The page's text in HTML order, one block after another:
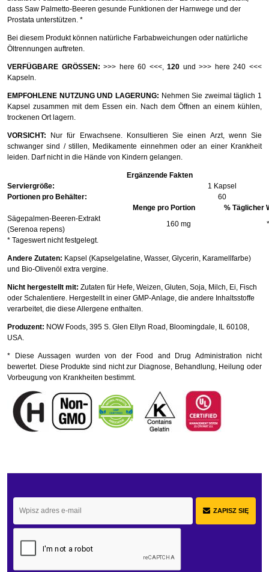
dass Saw Palmetto-Beeren gesunde Funktionen der Harnwege und der
Prostata unterstützen. *
Bei diesem Produkt können natürliche Farbabweichungen oder natürliche
Öltrennungen auftreten.
VERFÜGBARE GRÖSSEN: >>> here 60 <<<,120 und>>> here 240 <<<
Kapseln.
EMPFOHLENE NUTZUNG UND LAGERUNG: Nehmen Sie zweimal täglich 1
Kapsel zusammen mit dem Essen ein. Nach dem Öffnen an einem kühlen,
trockenen Ort lagern.
VORSICHT: Nur für Erwachsene. Konsultieren Sie einen Arzt, wenn Sie
schwanger sind / stillen, Medikamente einnehmen oder an einer Krankheit
leiden. Darf nicht in die Hände von Kindern gelangen.
Ergänzende Fakten
Serviergröße:
1 Kapsel
Portionen pro Behälter:
60
Menge pro Portion
% Täglicher
* Tageswert nicht festgelegt.
Sägepalmen-Beeren-Extrakt
(Serenoa repens)
160 mg *
Andere Zutaten: Kapsel (Kapselgelatine, Wasser, Glycerin, Karamellfarbe)
und Bio-Olivenöl extra vergine.
Nicht hergestellt mit: Zutaten für Hefe, Weizen, Gluten, Soja, Milch, Ei, Fisch
oder Schalentiere. Hergestellt in einer GMP-Anlage, die andere Inhaltsstoffe
verarbeitet, die diese Allergene enthalten.
Produzent: NOW Foods, 395 S. Glen Ellyn Road, Bloomingdale, IL 60108,
USA.
* Diese Aussagen wurden von der Food and Drug Administration nicht
bewertet. Diese Produkte sind nicht zur Diagnose, Behandlung, Heilung oder
Vorbeugung von Krankheiten bestimmt.
ZAPISZ SIĘ